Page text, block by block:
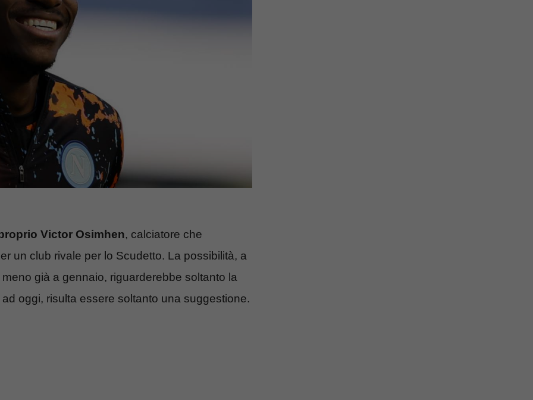
Victor Osimhen, calciatore che
un club rivale per lo Scudetto. La possibilità, a
già a gennaio, riguarderebbe soltanto la
ad oggi, risulta essere soltanto una suggestione.